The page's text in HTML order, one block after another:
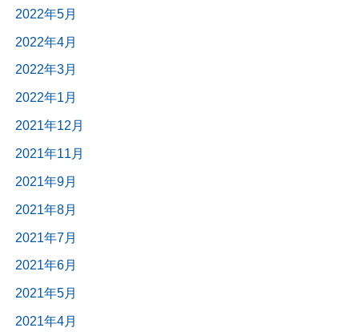
2022年5月
2022年4月
2022年3月
2022年1月
2021年12月
2021年11月
2021年9月
2021年8月
2021年7月
2021年6月
2021年5月
2021年4月